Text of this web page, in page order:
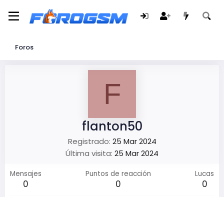
Foros
F
flanton50
Registrado 25 Mar 2024
Última visita 25 Mar 2024
Mensajes
0
Puntos de reacción
0
Lucas
0